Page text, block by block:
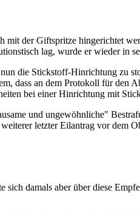
der Giftspritze hingerichtet
lag, wurde er wieder in
die Stickstoff-Hinrichtung zu
dass an dem Protokoll für den
bei einer Hinrichtung mit
und ungewöhnliche"
letzter Eilantrag vor dem
sich damals aber über diese